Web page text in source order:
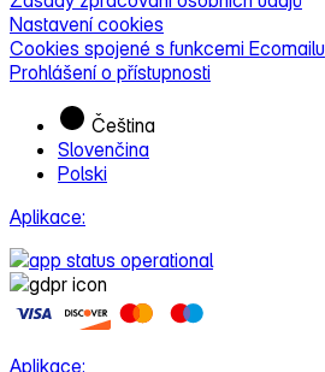
Nastavení cookies
Cookies spojené s funkcemi Ecomailu
Prohlášení o přístupnosti
Čeština
Slovenčina
Polski
Aplikace:
Aplikace: